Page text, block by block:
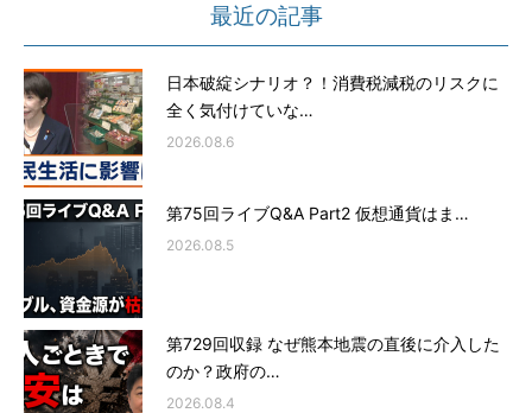
最近の記事
日本破綻シナリオ？！消費税減税のリスクに
全く気付けていな…
2026.08.6
第75回ライブQ&A Part2 仮想通貨はま…
2026.08.5
第729回収録 なぜ熊本地震の直後に介入した
のか？政府の…
2026.08.4